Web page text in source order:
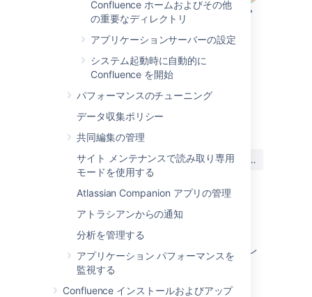
Confluence ホームおよびその他
の重要なディレクトリ
アプリケーションサーバーの設定
システム起動時に自動的に
Confluence を開始
パフォーマンスのチューニング
データ収集ポリシー
共同編集の管理
サイト メンテナンスで読み取り専用
モードを使用する
Atlassian Companion アプリの管理
アトラシアンからの通知
分析を管理する
アプリケーション パフォーマンスを
監視する
Confluence インストールおよびアップ
最終更新日: 2023 年 2 月 21 日
この内容はお役に立ちました
はい いいえ
このセクションの項目
Confluence ホームおよびその他の重要なディレ
クトリ
アプリケーションサーバーの設定